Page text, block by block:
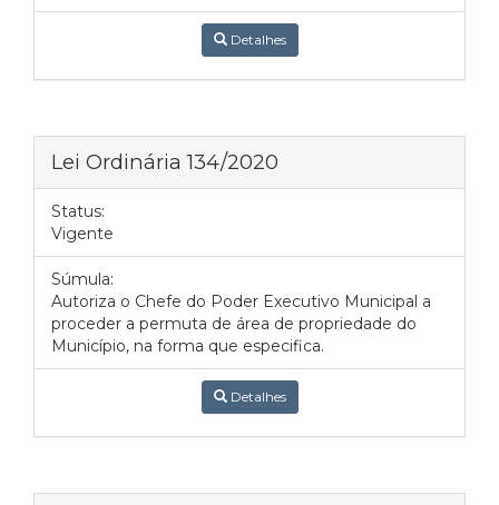
Detalhes
Lei Ordinária 134/2020
Status:
Vigente
Súmula:
Autoriza o Chefe do Poder Executivo Municipal a
proceder a permuta de área de propriedade do
Município, na forma que especifica.
Detalhes